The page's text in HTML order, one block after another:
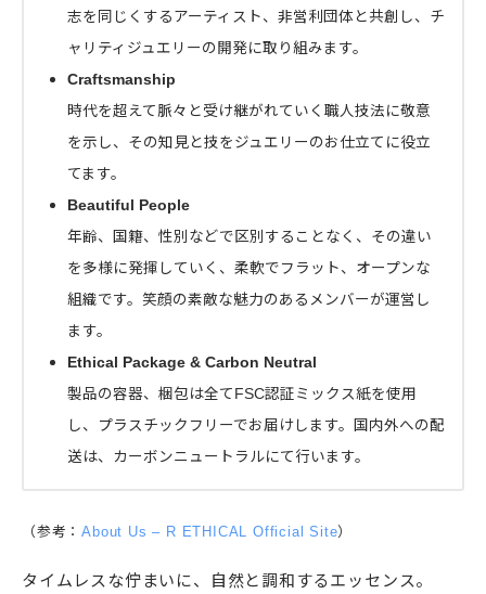
志を同じくするアーティスト、非営利団体と共創し、チ
ャリティジュエリーの開発に取り組みます。
Craftsmanship
時代を超えて脈々と受け継がれていく職人技法に敬意
を示し、その知見と技をジュエリーのお仕立てに役立
てます。
Beautiful People
年齢、国籍、性別などで区別することなく、その違い
を多様に発揮していく、柔軟でフラット、オープンな
組織です。笑顔の素敵な魅力のあるメンバーが運営し
ます。
Ethical Package & Carbon Neutral
製品の容器、梱包は全てFSC認証ミックス紙を使用
し、プラスチックフリーでお届けします。国内外への配
送は、カーボンニュートラルにて行います。
（参考：About Us – R ETHICAL Official Site）
タイムレスな佇まいに、自然と調和するエッセンス。